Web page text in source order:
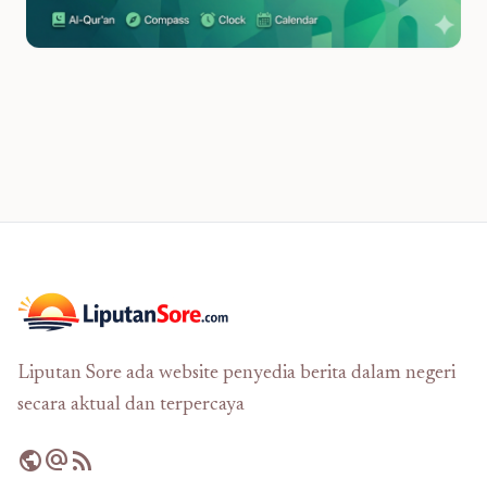
Liputan Sore ada website penyedia berita dalam negeri
secara aktual dan terpercaya
publicalternate_emailrss_feed